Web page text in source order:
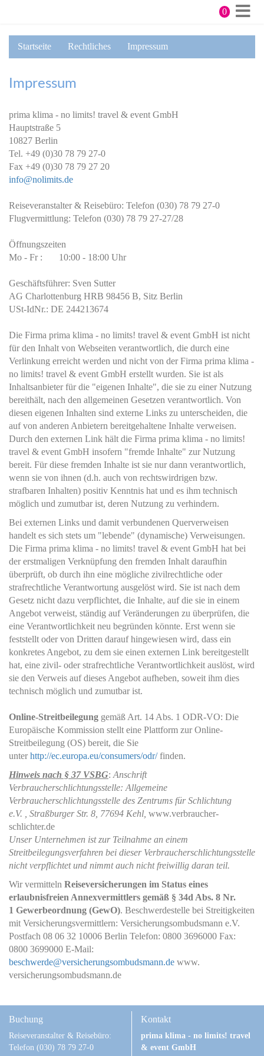
0
Startseite Rechtliches Impressum
Impressum
prima klima - no limits! travel & event GmbH
Hauptstraße 5
10827 Berlin
Tel. +49 (0)30 78 79 27-0
Fax +49 (0)30 78 79 27 20
info@nolimits.de
Reiseveranstalter & Reisebüro: Telefon (030) 78 79 27-0
Flugvermittlung: Telefon (030) 78 79 27-27/28
Öffnungszeiten
Mo - Fr : 10:00 - 18:00 Uhr
Geschäftsführer: Sven Sutter
AG Charlottenburg HRB 98456 B, Sitz Berlin
USt-IdNr.: DE 244213674
Die Firma prima klima - no limits! travel & event GmbH ist nicht
für den Inhalt von Webseiten verantwortlich, die durch eine
Verlinkung erreicht werden und nicht von der Firma prima klima -
no limits! travel & event GmbH erstellt wurden. Sie ist als
Inhaltsanbieter für die "eigenen Inhalte", die sie zu einer Nutzung
bereithält, nach den allgemeinen Gesetzen verantwortlich. Von
diesen eigenen Inhalten sind externe Links zu unterscheiden, die
auf von anderen Anbietern bereitgehaltene Inhalte verweisen.
Durch den externen Link hält die Firma prima klima - no limits!
travel & event GmbH insofern "fremde Inhalte" zur Nutzung
bereit. Für diese fremden Inhalte ist sie nur dann verantwortlich,
wenn sie von ihnen (d.h. auch von rechtswirdrigen bzw.
strafbaren Inhalten) positiv Kenntnis hat und es ihm technisch
möglich und zumutbar ist, deren Nutzung zu verhindern.
Bei externen Links und damit verbundenen Querverweisen
handelt es sich stets um "lebende" (dynamische) Verweisungen.
Die Firma prima klima - no limits! travel & event GmbH hat bei
der erstmaligen Verknüpfung den fremden Inhalt daraufhin
überprüft, ob durch ihn eine mögliche zivilrechtliche oder
strafrechtliche Verantwortung ausgelöst wird. Sie ist nach dem
Gesetz nicht dazu verpflichtet, die Inhalte, auf die sie in einem
Angebot verweist, ständig auf Veränderungen zu überprüfen, die
eine Verantwortlichkeit neu begründen könnte. Erst wenn sie
feststellt oder von Dritten darauf hingewiesen wird, dass ein
konkretes Angebot, zu dem sie einen externen Link bereitgestellt
hat, eine zivil- oder strafrechtliche Verantwortlichkeit auslöst, wird
sie den Verweis auf dieses Angebot aufheben, soweit ihm dies
technisch möglich und zumutbar ist.
Online-Streitbeilegung gemäß Art. 14 Abs. 1 ODR-VO: Die
Europäische Kommission stellt eine Plattform zur Online-
Streitbeilegung (OS) bereit, die Sie
unterhttp://ec.europa.eu/consumers/odr/finden.
Hinweis nach § 37 VSBG: Anschrift
Verbraucherschlichtungsstelle: Allgemeine
Verbraucherschlichtungsstelle des Zentrums für Schlichtung
e.V. , Straßburger Str. 8, 77694 Kehl, www.verbraucher-
schlichter.de
Unser Unternehmen ist zur Teilnahme an einem
Streitbeilegungsverfahren bei dieser Verbraucherschlichtungsstelle
nicht verpflichtet und nimmt auch nicht freiwillig daran teil.
Wir vermitteln Reiseversicherungen im Status eines
erlaubnisfreien Annexvermittlers gemäß § 34d Abs. 8 Nr.
1 Gewerbeordnung (GewO). Beschwerdestelle bei Streitigkeiten
mit Versicherungsvermittlern: Versicherungsombudsmann e.V.
Postfach 08 06 32 10006 Berlin Telefon: 0800 3696000 Fax:
0800 3699000 E-Mail:
beschwerde@versicherungsombudsmann.de www.
versicherungsombudsmann.de
Buchung
Reiseveranstalter & Reisebüro:
Telefon (030) 78 79 27-0
Kontakt
prima klima - no limits! travel
& event GmbH